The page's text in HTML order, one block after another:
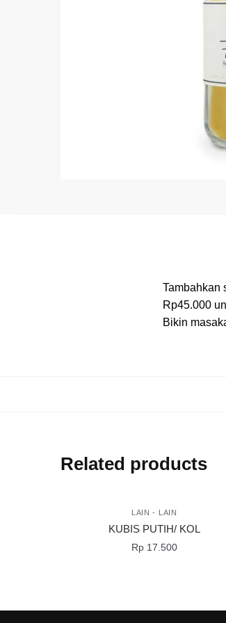
Tambahkan
Rp45.000
Bikin
Related products
LAIN - LAIN
KUBIS PUTIH/ KOL
Rp17.500